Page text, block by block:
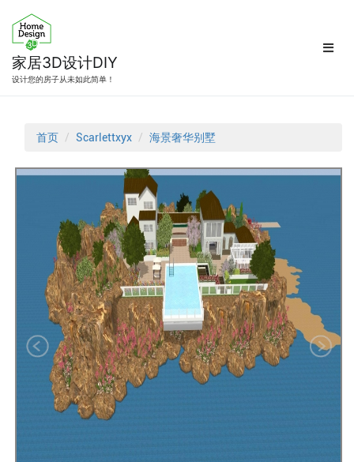
家居3D设计DIY
设计您的房子从未如此简单！
首页 Scarlettxyx 海景奢华别墅